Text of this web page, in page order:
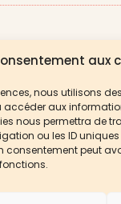
aux
nous utilisons
accéder aux
nous permettra de
ou les ID uniques
consentement peut